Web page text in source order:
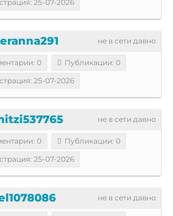
25-07-2026
не в сети давно
0
Публикации: 0
25-07-2026
не в сети давно
0
Публикации: 0
25-07-2026
не в сети давно